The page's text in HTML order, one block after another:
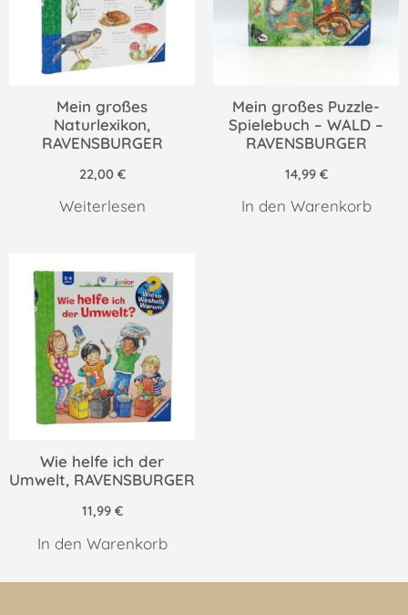
Mein großes
Naturlexikon,
RAVENSBURGER
22,00 €
Weiterlesen
Mein großes Puzzle-
Spielebuch – WALD –
RAVENSBURGER
14,99 €
In den Warenkorb
Wie helfe ich der
Umwelt, RAVENSBURGER
11,99 €
In den Warenkorb